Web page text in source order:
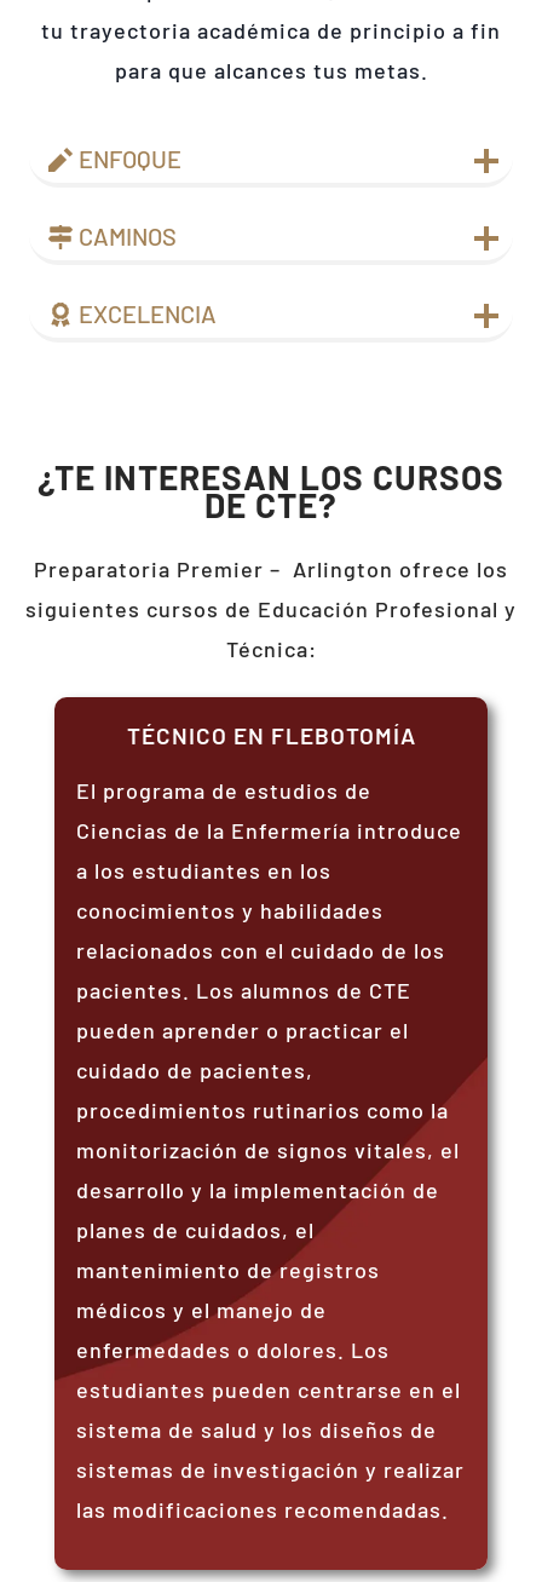
tu trayectoria académica de principio a fin
para que alcances tus metas.
ENFOQUE
CAMINOS
EXCELENCIA
¿TE INTERESAN LOS CURSOS
DE CTE?
Preparatoria Premier – Arlington ofrece los
siguientes cursos de Educación Profesional y
Técnica:
TÉCNICO EN FLEBOTOMÍA
El programa de estudios de
Ciencias de la Enfermería introduce
a los estudiantes en los
conocimientos y habilidades
relacionados con el cuidado de los
pacientes. Los alumnos de CTE
pueden aprender o practicar el
cuidado de pacientes,
procedimientos rutinarios como la
monitorización de signos vitales, el
desarrollo y la implementación de
planes de cuidados, el
mantenimiento de registros
médicos y el manejo de
enfermedades o dolores. Los
estudiantes pueden centrarse en el
sistema de salud y los diseños de
sistemas de investigación y realizar
las modificaciones recomendadas.